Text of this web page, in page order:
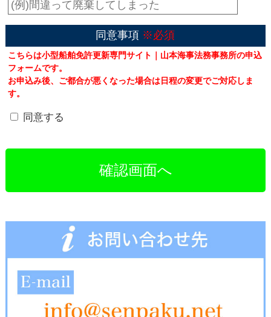
同意事項 ※必須
こちらは小型船舶免許更新専門サイト｜山本海事法務事務所の申込
フォームです。
お申込み後、ご都合が悪くなった場合は日程の変更でご対応しま
す。
同意する